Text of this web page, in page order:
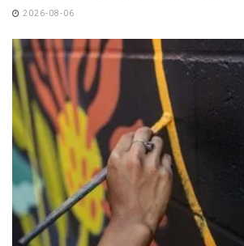
2026-08-06